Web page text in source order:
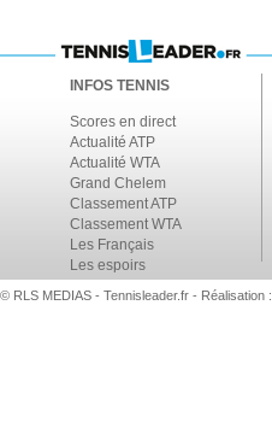
INFOS TENNIS
Scores en direct
Actualité ATP
Actualité WTA
Grand Chelem
Classement ATP
Classement WTA
Les Français
Les espoirs
© RLS MEDIAS - Tennisleader.fr - Réalisation :